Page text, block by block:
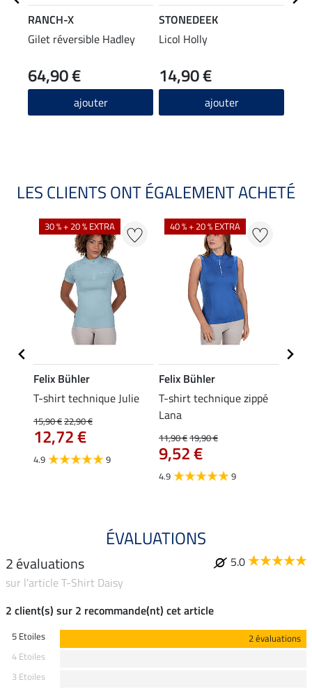
RANCH-X
Gilet réversible Hadley
64,90 €
ajouter
STONEDEEK
Licol Holly
14,90 €
ajouter
LES CLIENTS ONT ÉGALEMENT ACHETÉ
30 % + 20 % EXTRA
Felix Bühler
T-shirt technique Julie
15,90 €22,90 €
12,72 €
4.9 9
40 % + 20 % EXTRA
Felix Bühler
T-shirt technique zippé
Lana
11,90 €19,90 €
9,52 €
4.9 9
ÉVALUATIONS
2 évaluations
5.0
sur l'article T-Shirt Daisy
2 client(s) sur 2 recommande(nt) cet article
5 Etoiles
2 évaluations
4 Etoiles
3 Etoiles